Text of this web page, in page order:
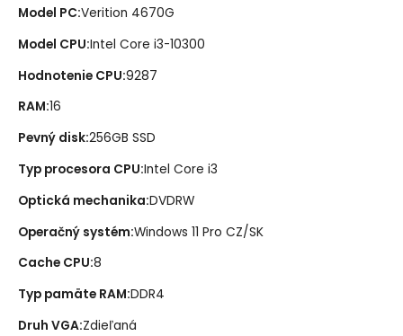
Model PC:Verition 4670G
Model CPU:Intel Core i3-10300
Hodnotenie CPU:9287
RAM:16
Pevný disk:256GB SSD
Typ procesora CPU:Intel Core i3
Optická mechanika:DVDRW
Operačný systém:Windows 11 Pro CZ/SK
Cache CPU:8
Typ pamäte RAM:DDR4
Druh VGA:Zdieľaná